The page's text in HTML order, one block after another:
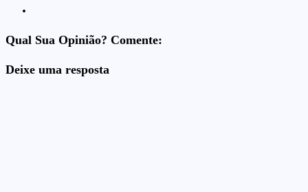
Qual Sua Opinião? Comente:
Deixe uma resposta